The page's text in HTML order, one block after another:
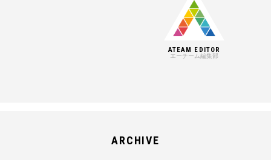
ATEAM EDITOR
エーチーム編集部
ARCHIVE